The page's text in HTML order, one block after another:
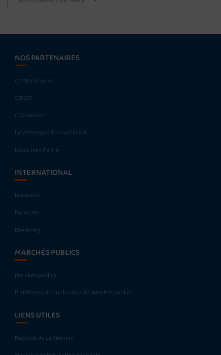
NOS PARTENAIRES
CEMEA Réunion
CIREST
CCI Réunion
Lycée Marguerite JAUZELON
Lycée Jean Perrin
INTERNATIONAL
Erasmus+
Europass
Etwinning
MARCHÉS PUBLICS
Marchés publics
Plateforme de publication de marchés publics
LIENS UTILES
Rectorat de La Réunion